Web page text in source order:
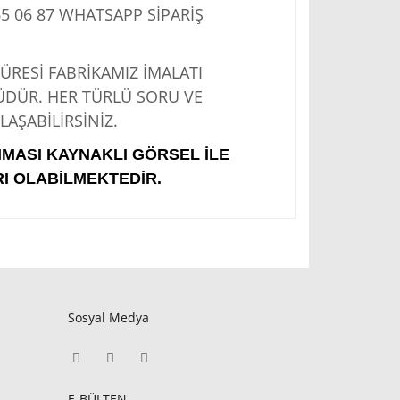
06 87 WHATSAPP SİPARİŞ
FABRİKAMIZ İMALATI
HER TÜRLÜ SORU VE
KAYNAKLI GÖRSEL İLE
OLABİLMEKTEDİR.
Sosyal Medya